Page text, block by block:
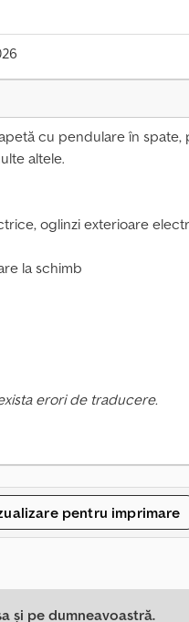
cu pendulare în
altele.
oglinzi exterioare
la schimb
erori de traducere.
pentru imprimare
și pe dumneavoastră.